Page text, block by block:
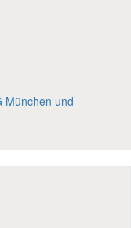
München und